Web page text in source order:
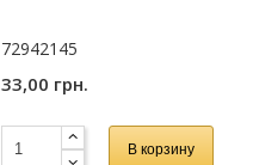
72942145
33,00 грн.
В корзину